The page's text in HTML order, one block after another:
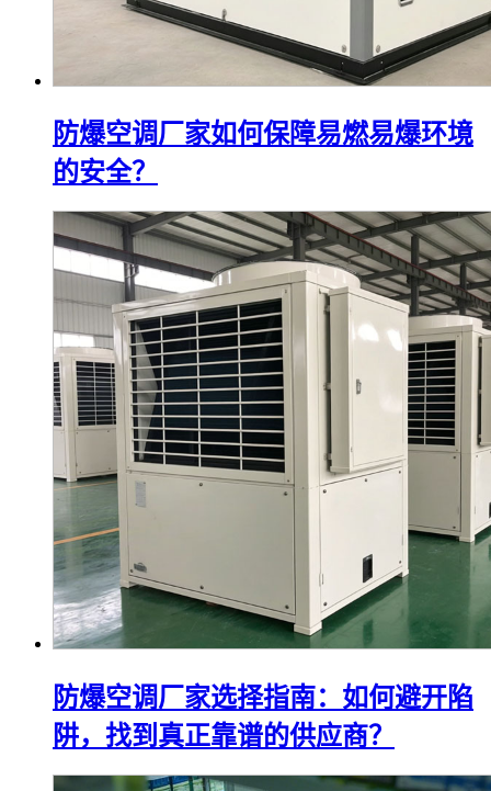
防爆空调厂家如何保障易燃易爆环境
的安全？
防爆空调厂家选择指南：如何避开陷
阱，找到真正靠谱的供应商？